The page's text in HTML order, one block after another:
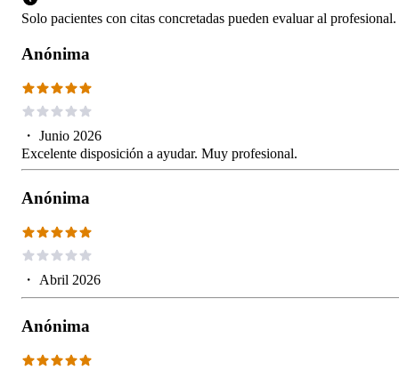
Solo pacientes con citas concretadas pueden evaluar al profesional.
Anónima
・ Junio 2026
Excelente disposición a ayudar. Muy profesional.
Anónima
・ Abril 2026
Anónima